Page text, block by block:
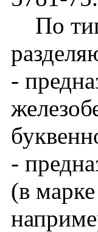
По
-
-
(в